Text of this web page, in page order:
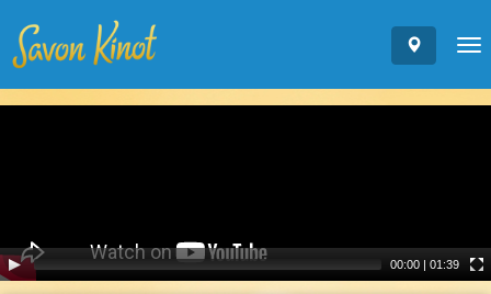
00:00 | 01:39